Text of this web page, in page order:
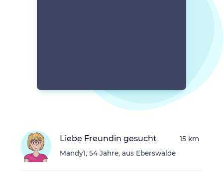
Liebe Freundin gesucht
Mandy1, 54 Jahre, aus Eberswalde
15 km